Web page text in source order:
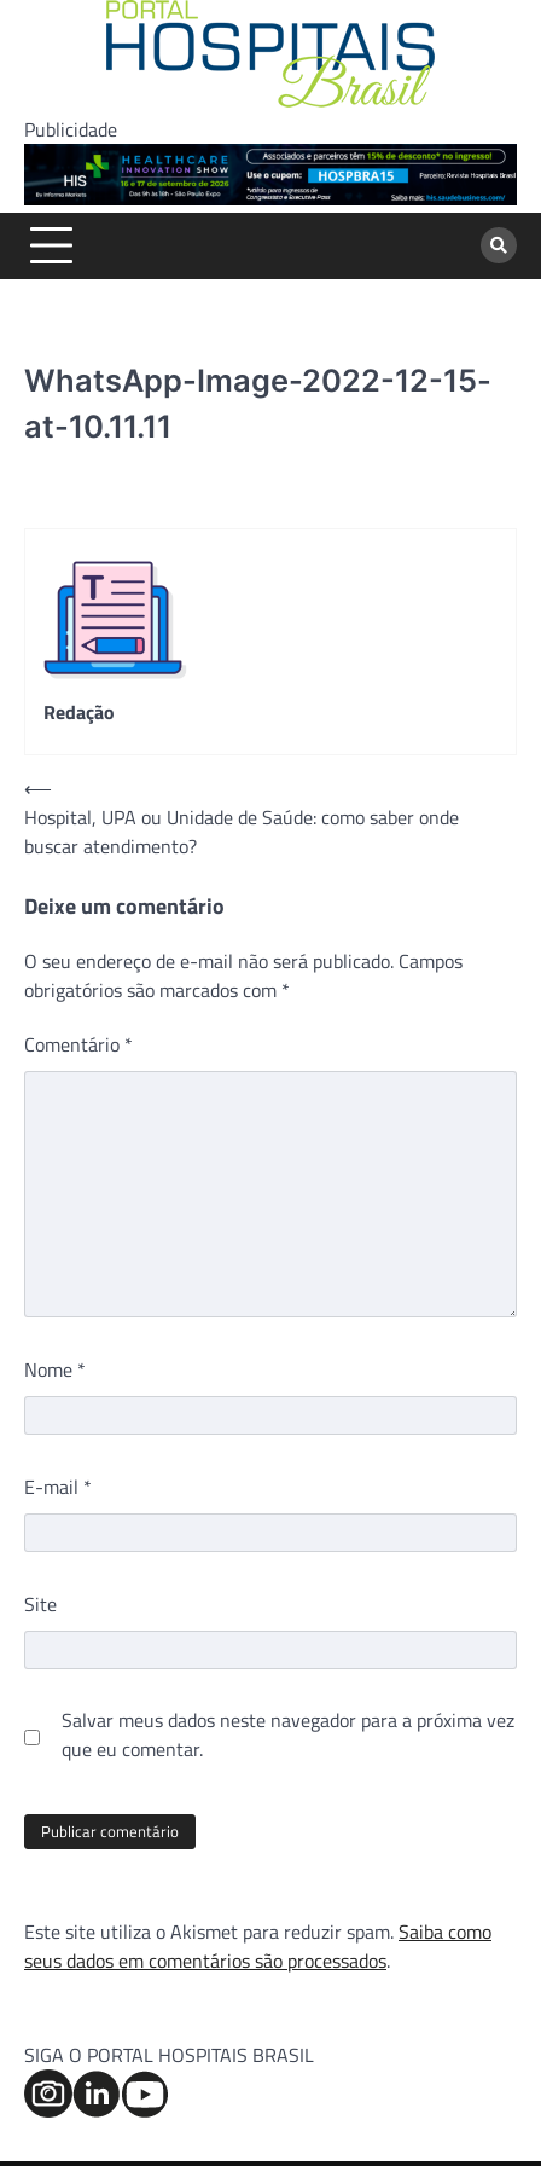
Publicidade
WhatsApp-Image-2022-12-15-
at-10.11.11
Redação
Navegação
de
Post
⟵
Hospital, UPA ou Unidade de Saúde: como saber onde
buscar atendimento?
Deixe um comentário
O seu endereço de e-mail não será publicado. Campos
obrigatórios são marcados com *
Comentário *
Nome *
E-mail *
Site
Salvar meus dados neste navegador para a próxima vez
que eu comentar.
Este site utiliza o Akismet para reduzir spam.Saiba como
seus dados em comentários são processados.
SIGA O PORTAL HOSPITAIS BRASIL